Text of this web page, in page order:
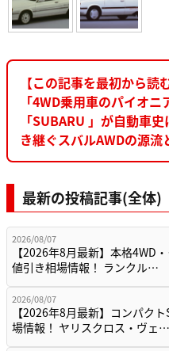
【この記事を最初から読む
「4WD乗用車のパイオ
「SUBARU 」が自動車
き継ぐスバルAWDの源
最新の投稿記事(全体)
2026/08/07
【2026年8月最新】本格4WD
値引き相場情報！ ランクル…
2026/08/07
【2026年8月最新】コンパク
場情報！ ヤリスクロス・ヴェ…